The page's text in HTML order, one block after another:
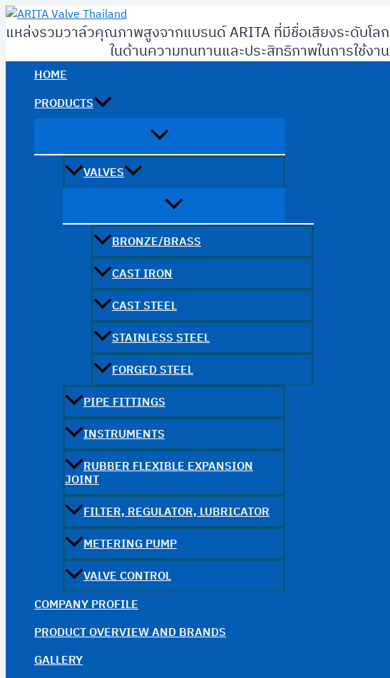
Skip
to
แหล่งรวมวาล์วคุณภาพสูงจากแบรนด์ ARITA ที่มีชื่อเสียงระดับโลก
ในด้านความทนทานและประสิทธิภาพในการใช้งาน
HOME
PRODUCTS
VALVES
BRONZE/BRASS
CAST IRON
CAST STEEL
STAINLESS STEEL
FORGED STEEL
PIPE FITTINGS
INSTRUMENTS
RUBBER FLEXIBLE EXPANSION
JOINT
FILTER, REGULATOR, LUBRICATOR
METERING PUMP
VALVE CONTROL
COMPANY PROFILE
PRODUCT OVERVIEW AND BRANDS
GALLERY